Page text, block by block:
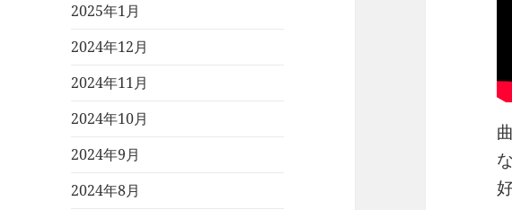
2025年1月
2024年12月
2024年11月
2024年10月
2024年9月
2024年8月